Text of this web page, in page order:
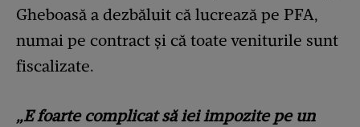
Gheboasă a dezbăluit că lucrează pe PFA,
numai pe contract şi că toate veniturile sunt
fiscalizate.
„E foarte complicat să iei impozite pe un